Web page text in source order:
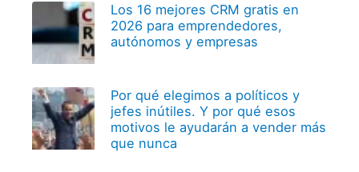
Los 16 mejores CRM gratis en
2026 para emprendedores,
autónomos y empresas
Por qué elegimos a políticos y
jefes inútiles. Y por qué esos
motivos le ayudarán a vender más
que nunca